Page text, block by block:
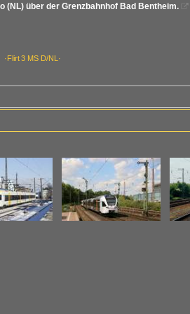
(NL) über der Grenzbahnhof Bad Bentheim. 
3 MS D/NL·